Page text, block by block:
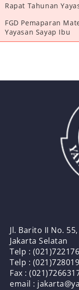
Rapat Tahunan
FGD Pemaparan
Yayasan Sayap Ibu
Jl. Barito II No.
Jakarta Selatan
Telp :
Telp :
Fax :
email :